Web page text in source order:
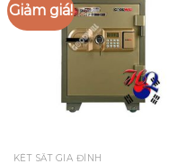
Giảm giá!
KÉT SẮT GIA ĐÌNH